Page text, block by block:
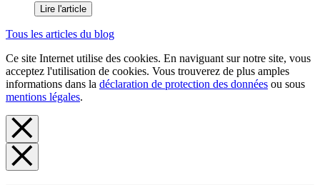
Lire l'article
Tous les articles du blog
Ce site Internet utilise des cookies. En naviguant sur notre site, vous
acceptez l'utilisation de cookies. Vous trouverez de plus amples
informations dans la déclaration de protection des données ou sous
mentions légales.